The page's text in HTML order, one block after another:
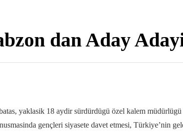
dan Aday
yaklasik 18 aydir sürdürdügü özel kalem
gençleri siyasete davet etmesi, Türkiye’nin